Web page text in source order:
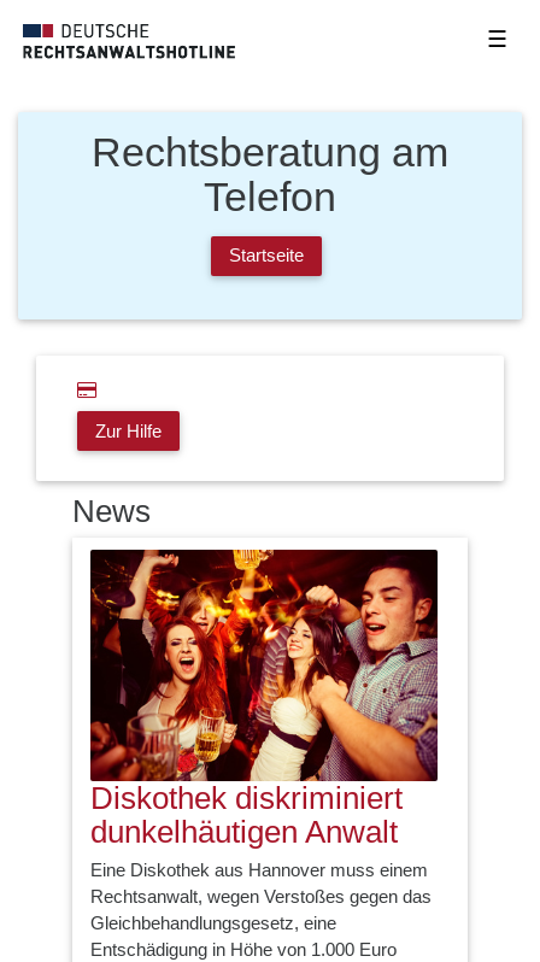
☰
Rechtsberatung am
Telefon
Startseite
Zur Hilfe
News
Diskothek diskriminiert
dunkelhäutigen Anwalt
Eine Diskothek aus Hannover muss einem
Rechtsanwalt, wegen Verstoßes gegen das
Gleichbehandlungsgesetz, eine
Entschädigung in Höhe von 1.000 Euro